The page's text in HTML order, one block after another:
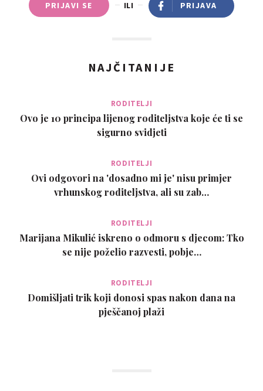
PRIJAVI SE ILI PRIJAVA
NAJČITANIJE
RODITELJI
Ovo je 10 principa lijenog roditeljstva koje će ti se
sigurno svidjeti
RODITELJI
Ovi odgovori na 'dosadno mi je' nisu primjer
vrhunskog roditeljstva, ali su zab…
RODITELJI
Marijana Mikulić iskreno o odmoru s djecom: Tko
se nije poželio razvesti, pobje…
RODITELJI
Domišljati trik koji donosi spas nakon dana na
pješčanoj plaži